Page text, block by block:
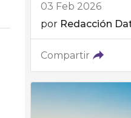
03 Feb 2026
por Redacción
Compartir